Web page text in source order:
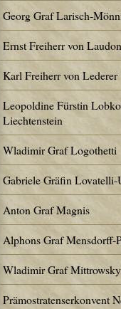
Georg Graf Larisch-
Ernst Freiherr von Laudon
Karl Freiherr von Lederer
Leopoldine Fürstin
Liechtenstein
Wladimir Graf Logothetti
Gabriele Gräfin Lovatelli-
Anton Graf Magnis
Alphons Graf Mensdorff-
Wladimir Graf Mittrowsky
Prämostratenserkonvent